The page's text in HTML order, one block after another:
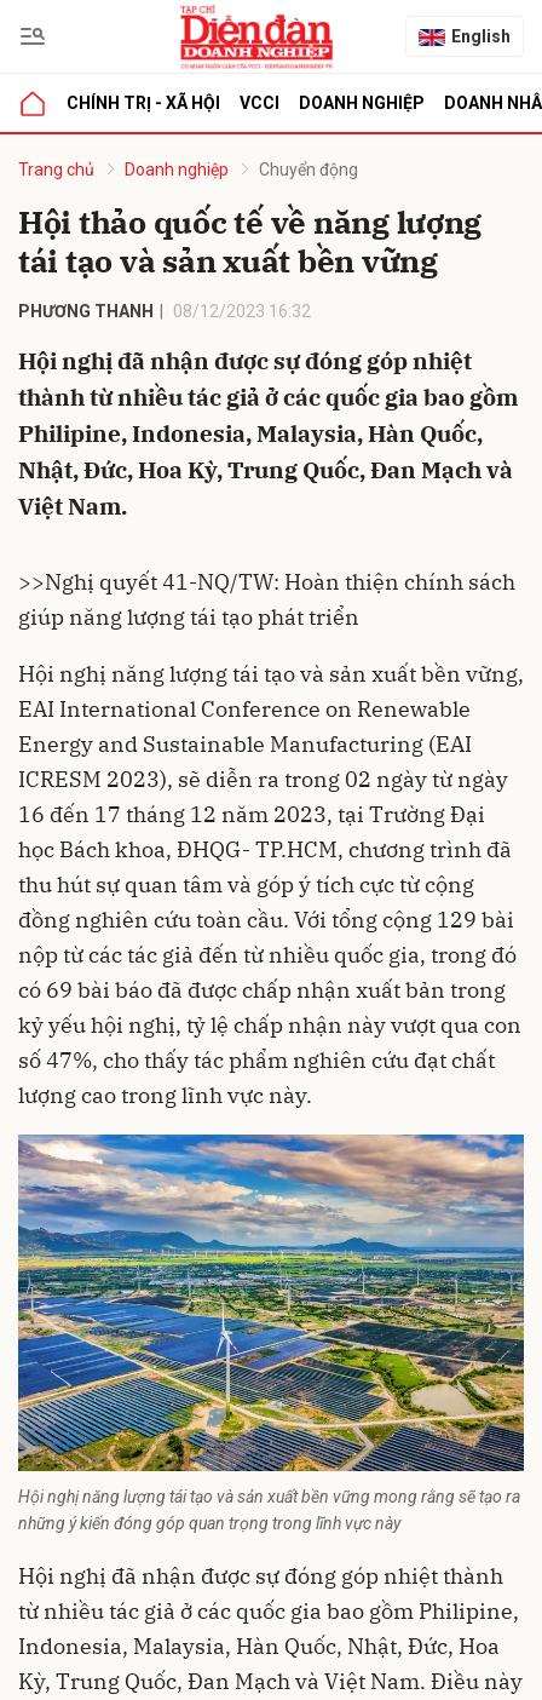
English
CHÍNH TRỊ - XÃ HỘI VCCI DOANH NGHIỆP DOANH
Trang chủ Doanh nghiệp Chuyển động
Hội thảo quốc tế về năng lượng
tái tạo và sản xuất bền vững
PHƯƠNG THANH 08/12/2023 16:32
Hội nghị đã nhận được sự đóng góp nhiệt
thành từ nhiều tác giả ở các quốc gia bao gồm
Philipine, Indonesia, Malaysia, Hàn Quốc,
Nhật, Đức, Hoa Kỳ, Trung Quốc, Đan Mạch và
Việt Nam.
>>Nghị quyết 41-NQ/TW: Hoàn thiện chính sách
giúp năng lượng tái tạo phát triển
Hội nghị năng lượng tái tạo và sản xuất bền vững,
EAI International Conference on Renewable
Energy and Sustainable Manufacturing (EAI
ICRESM 2023), sẽ diễn ra trong 02 ngày từ ngày
16 đến 17 tháng 12 năm 2023, tại Trường Đại
học Bách khoa, ĐHQG- TP.HCM, chương trình đã
thu hút sự quan tâm và góp ý tích cực từ cộng
đồng nghiên cứu toàn cầu. Với tổng cộng 129 bài
nộp từ các tác giả đến từ nhiều quốc gia, trong đó
có 69 bài báo đã được chấp nhận xuất bản trong
kỷ yếu hội nghị, tỷ lệ chấp nhận này vượt qua con
số 47%, cho thấy tác phẩm nghiên cứu đạt chất
lượng cao trong lĩnh vực này.
Hội nghị năng lượng tái tạo và sản xuất bền vững mong rằng sẽ tạo ra
những ý kiến đóng góp quan trọng trong lĩnh vực này
Hội nghị đã nhận được sự đóng góp nhiệt thành
từ nhiều tác giả ở các quốc gia bao gồm Philipine,
Indonesia, Malaysia, Hàn Quốc, Nhật, Đức, Hoa
Kỳ, Trung Quốc, Đan Mạch và Việt Nam. Điều này
luận
Hủy